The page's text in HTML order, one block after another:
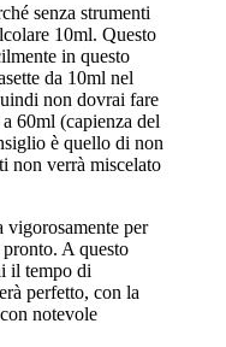
senza strumenti
10ml. Questo
in questo
da 10ml nel
non dovrai fare
60ml (capienza del
è quello di non
non verrà miscelato
per
A questo
il tempo di
perfetto, con la
notevole